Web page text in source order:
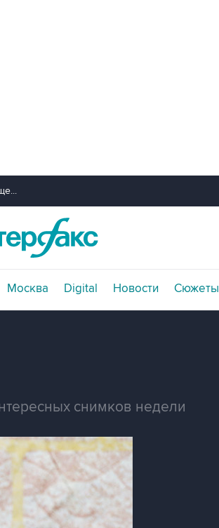
Москва Digital Новости Сюжеты
снимков недели